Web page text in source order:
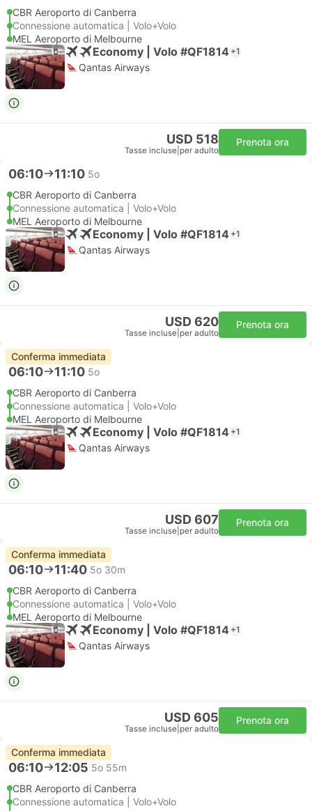
CBR Aeroporto di Canberra
Connessione automatica | Volo+Volo
MEL Aeroporto di Melbourne
Economy | Volo #QF1814 +1
Qantas Airways
USD 518
Tasse incluse per adulto
Prenota ora
06:10 11:10 5o
CBR Aeroporto di Canberra
Connessione automatica | Volo+Volo
MEL Aeroporto di Melbourne
Economy | Volo #QF1814 +1
Qantas Airways
USD 620
Tasse incluse per adulto
Prenota ora
Conferma immediata
06:10 11:10 5o
CBR Aeroporto di Canberra
Connessione automatica | Volo+Volo
MEL Aeroporto di Melbourne
Economy | Volo #QF1814 +1
Qantas Airways
USD 607
Tasse incluse per adulto
Prenota ora
Conferma immediata
06:10 11:40 5o 30m
CBR Aeroporto di Canberra
Connessione automatica | Volo+Volo
MEL Aeroporto di Melbourne
Economy | Volo #QF1814 +1
Qantas Airways
USD 605
Tasse incluse per adulto
Prenota ora
Conferma immediata
06:10 12:05 5o 55m
CBR Aeroporto di Canberra
Connessione automatica | Volo+Volo